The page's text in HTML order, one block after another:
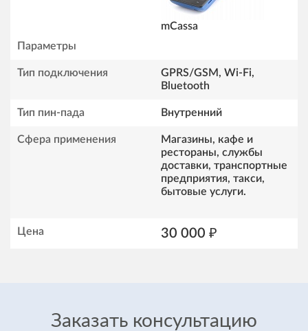
Параметры
Тип подключения
Тип пин-пада
Сфера применения
Цена
mCassa
GPRS/GSM, Wi-Fi,
Bluetooth
Внутренний
Магазины, кафе и
рестораны, службы
доставки, транспортные
предприятия, такси,
бытовые услуги.
30 000 ₽
Заказать консультацию